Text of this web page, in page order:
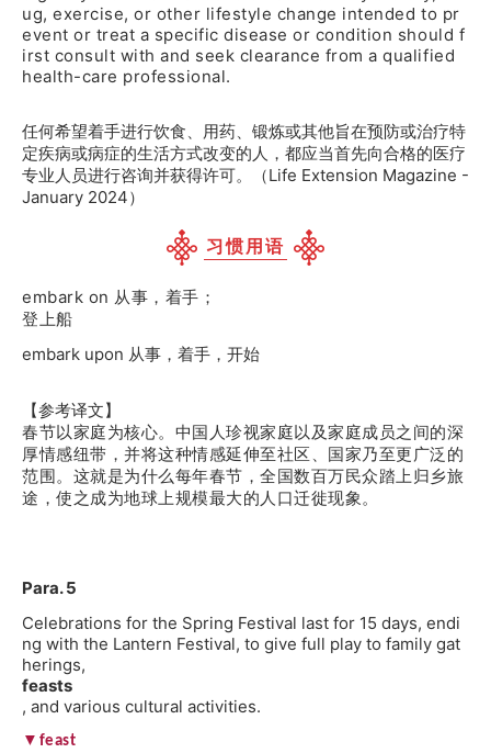
ug, exercise, or other lifestyle change intended to pr
event or treat a specific disease or condition should f
irst consult with and seek clearance from a qualified
health-care professional.
任何希望着手进行饮食、用药、锻炼或其他旨在预防或治疗特
定疾病或病症的生活方式改变的人，都应当首先向合格的医疗
专业人员进行咨询并获得许可。（Life Extension Magazine -
January 2024）
习惯用语
embark on 从事，着手；
登上船
embark upon 从事，着手，开始
【参考译文】
春节以家庭为核心。中国人珍视家庭以及家庭成员之间的深
厚情感纽带，并将这种情感延伸至社区、国家乃至更广泛的
范围。这就是为什么每年春节，全国数百万民众踏上归乡旅
途，使之成为地球上规模最大的人口迁徙现象。
Para. 5
Celebrations for the Spring Festival last for 15 days, endi
ng with the Lantern Festival, to give full play to family gat
herings,
feasts
, and various cultural activities.
▼feast